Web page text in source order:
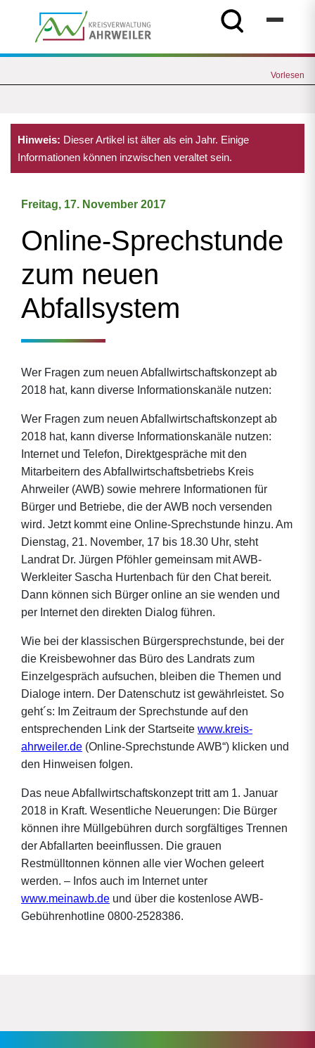
Vorlesen
Hinweis: Dieser Artikel ist älter als ein Jahr. Einige
Informationen können inzwischen veraltet sein.
Freitag, 17. November 2017
Online-Sprechstunde
zum neuen
Abfallsystem
Wer Fragen zum neuen Abfallwirtschaftskonzept ab
2018 hat, kann diverse Informationskanäle nutzen:
Wer Fragen zum neuen Abfallwirtschaftskonzept ab
2018 hat, kann diverse Informationskanäle nutzen:
Internet und Telefon, Direktgespräche mit den
Mitarbeitern des Abfallwirtschaftsbetriebs Kreis
Ahrweiler (AWB) sowie mehrere Informationen für
Bürger und Betriebe, die der AWB noch versenden
wird. Jetzt kommt eine Online-Sprechstunde hinzu. Am
Dienstag, 21. November, 17 bis 18.30 Uhr, steht
Landrat Dr. Jürgen Pföhler gemeinsam mit AWB-
Werkleiter Sascha Hurtenbach für den Chat bereit.
Dann können sich Bürger online an sie wenden und
per Internet den direkten Dialog führen.
Wie bei der klassischen Bürgersprechstunde, bei der
die Kreisbewohner das Büro des Landrats zum
Einzelgespräch aufsuchen, bleiben die Themen und
Dialoge intern. Der Datenschutz ist gewährleistet. So
geht´s: Im Zeitraum der Sprechstunde auf den
entsprechenden Link der Startseite www.kreis-
ahrweiler.de (Online-Sprechstunde AWB“) klicken und
den Hinweisen folgen.
Das neue Abfallwirtschaftskonzept tritt am 1. Januar
2018 in Kraft. Wesentliche Neuerungen: Die Bürger
können ihre Müllgebühren durch sorgfältiges Trennen
der Abfallarten beeinflussen. Die grauen
Restmülltonnen können alle vier Wochen geleert
werden. – Infos auch im Internet unter
www.meinawb.de und über die kostenlose AWB-
Gebührenhotline 0800-2528386.